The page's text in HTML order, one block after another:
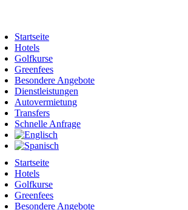
Startseite
Hotels
Golfkurse
Greenfees
Besondere Angebote
Dienstleistungen
Autovermietung
Transfers
Schnelle Anfrage
Startseite
Hotels
Golfkurse
Greenfees
Besondere Angebote